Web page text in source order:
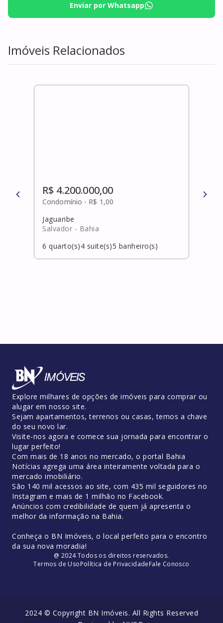
Enviar por Whatsapp
Imóveis Relacionados
R$ 4.200.000,00
Condomínio - R$ 1,00
Jaguaribe
Salvador - Bahia
6 quarto(s)4 suite(s)5 banheiro(s)
R$
Explore milhares de opções de imóveis para comprar ou
alugar em nosso site.
Sejam apartamentos, terrenos ou casas, temos a chave
do seu novo lar.
Visite-nos agora e comece sua jornada para encontrar o
lugar perfeito!
Com mais de 18 anos no mercado, o portal Bahia
Notícias agrega uma área inteiramente voltada para o
mercado imobiliário.
São 140 mil acessos ao site, com 435 mil seguidores no
Instagram e mais de 1 milhão no Facebook.
Anúncios com credibilidade de quem já apresenta o
melhor da informação na Bahia.
Conheça o BN Imóveis, o local perfeito para o encontro
da sua nova moradia!
@ 2024 Todos os direitos reservados.
Termos de UsoPolítica de PrivacidadeFale Conosco
2024 © Copyright BN Imóveis. All Rights Reserved